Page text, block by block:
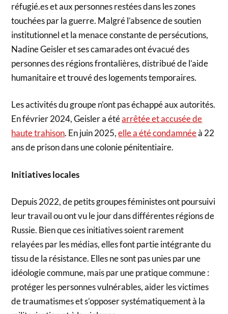
réfugié.es et aux personnes restées dans les zones
touchées par la guerre. Malgré l’absence de soutien
institutionnel et la menace constante de persécutions,
Nadine Geisler et ses camarades ont évacué des
personnes des régions frontalières, distribué de l’aide
humanitaire et trouvé des logements temporaires.
Les activités du groupe n’ont pas échappé aux autorités.
En février 2024, Geisler a étéarrêtée et accusée de
haute trahison. En juin 2025,elle a été condamnéeà 22
ans de prison dans une colonie pénitentiaire.
Initiatives locales
Depuis 2022, de petits groupes féministes ont poursuivi
leur travail ou ont vu le jour dans différentes régions de
Russie. Bien que ces initiatives soient rarement
relayées par les médias, elles font partie intégrante du
tissu de la résistance. Elles ne sont pas unies par une
idéologie commune, mais par une pratique commune :
protéger les personnes vulnérables, aider les victimes
de traumatismes et s’opposer systématiquement à la